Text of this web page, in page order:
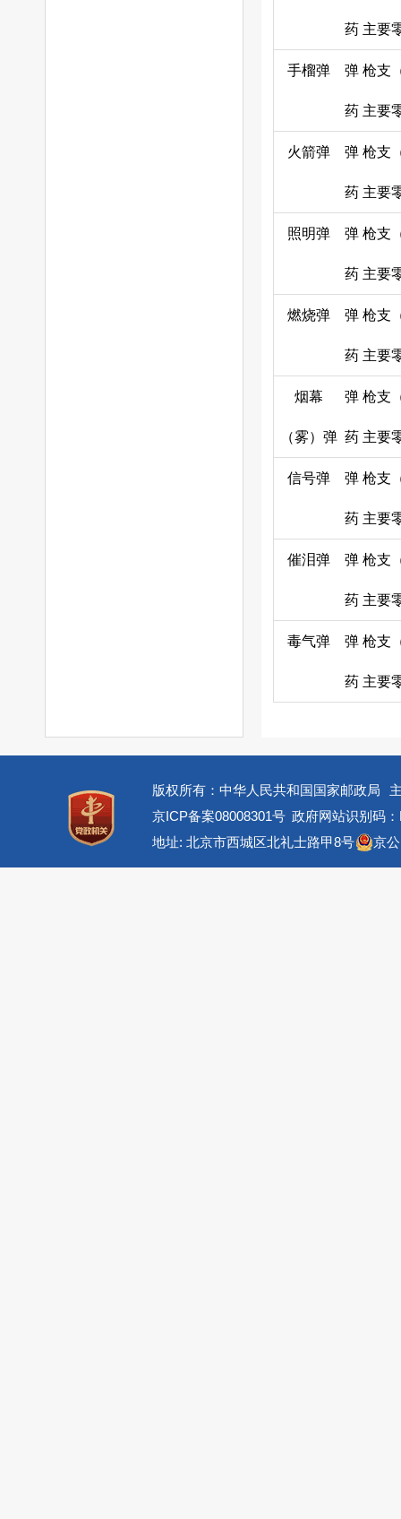
药 主要
手榴弹 弹
药
枪支
主要
火箭弹 弹
药
枪支
主要
照明弹 弹
药
枪支
主要
燃烧弹 弹
药
枪支
主要
烟幕
（雾）弹
弹
药
枪支
主要
信号弹 弹
药
枪支
主要
催泪弹 弹
药
枪支
主要
毒气弹 弹
药
枪支
主要
版权所有：中华人民共和国国家邮政局
京ICP备案08008301号 政府网站识别码
地址: 北京市西城区北礼士路甲8号
京